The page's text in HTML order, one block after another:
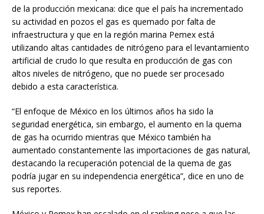
de la producción mexicana: dice que el país ha incrementado
su actividad en pozos el gas es quemado por falta de
infraestructura y que en la región marina Pemex está
utilizando altas cantidades de nitrógeno para el levantamiento
artificial de crudo lo que resulta en producción de gas con
altos niveles de nitrógeno, que no puede ser procesado
debido a esta característica.
“El enfoque de México en los últimos años ha sido la
seguridad energética, sin embargo, el aumento en la quema
de gas ha ocurrido mientras que México también ha
aumentado constantemente las importaciones de gas natural,
destacando la recuperación potencial de la quema de gas
podría jugar en su independencia energética”, dice en uno de
sus reportes.